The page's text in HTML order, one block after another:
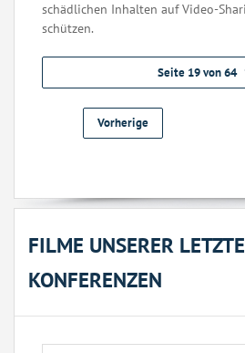
schädlichen Inhalten auf Video-
schützen.
Seite 19 von 64
Vorherige
FILME UNSERER
KONFERENZEN